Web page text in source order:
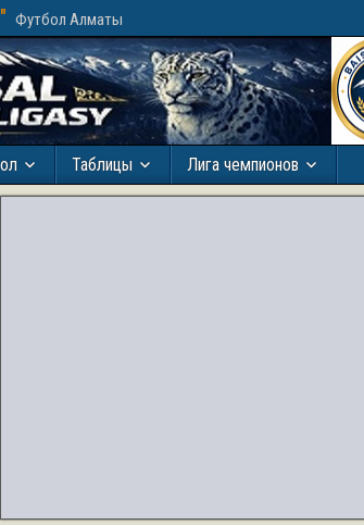
Футбол Алматы
Таблицы Лига чемпионов